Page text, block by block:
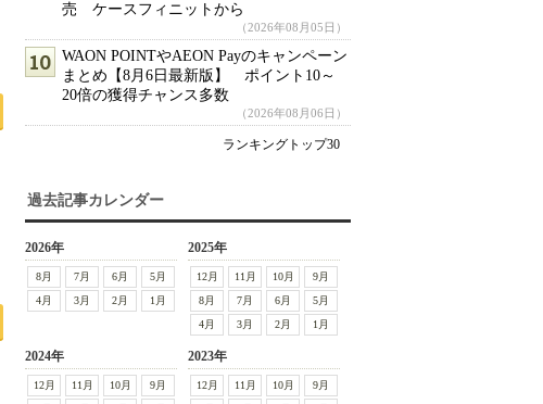
売 ケースフィニットから
（2026年08月05日）
WAON POINTやAEON Payのキャンペーン
まとめ【8月6日最新版】 ポイント10～
20倍の獲得チャンス多数
（2026年08月06日）
ランキングトップ30
過去記事カレンダー
2026年
8月 7月 6月
5月
4月
3月 2月 1月
2025年
12月 11月 10月
9月
8月
7月 6月
5月
4月
3月 2月 1月
2024年
12月 11月 10月
9月
2023年
12月 11月 10月
9月